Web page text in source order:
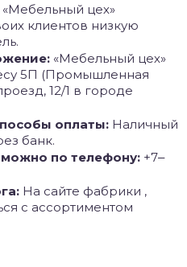
«Мебельный цех»
клиентов низкую
«Мебельный цех»
5П (Промышленная
12/1 в городе
оплаты: Наличный
банк.
можно по телефону: +7‒
На сайте фабрики ,
с ассортиментом